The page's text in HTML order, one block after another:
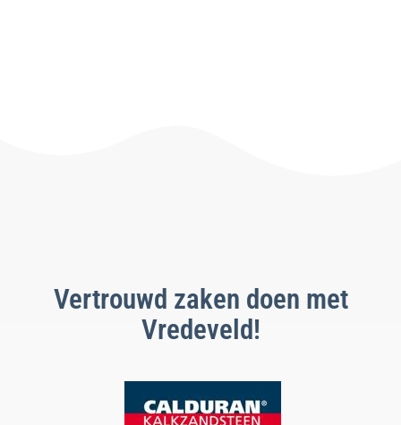
Vertrouwd zaken doen met
Vredeveld!